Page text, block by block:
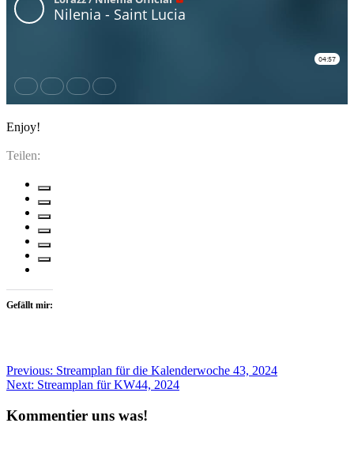
Enjoy!
Teilen:
Gefällt mir:
Beitragsnavigation
Previous: Streamplan für die Kalenderwoche 43, 2024
Next: Streamplan für KW44, 2024
Kommentier uns was!